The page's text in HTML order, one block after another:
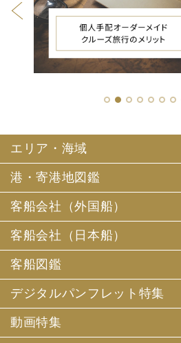
1 2 3 4 5 6 7
エリア・海域
港・寄港地図鑑
客船会社（外国船）
客船会社（日本船）
客船図鑑
デジタルパンフレット特集
動画特集